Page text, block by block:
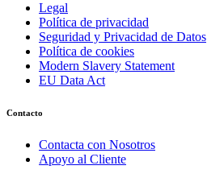
Legal
Política de privacidad
Seguridad y Privacidad de Datos
Política de cookies
Modern Slavery Statement
EU Data Act
Contacto
Contacta con Nosotros
Apoyo al Cliente